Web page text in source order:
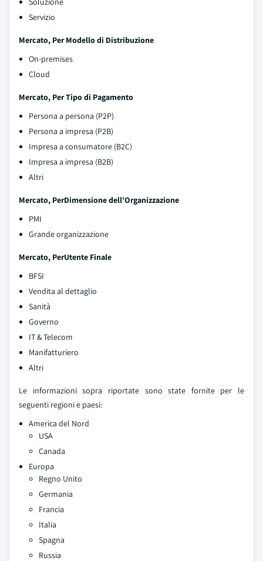
Servizio
Mercato, Per Modello di Distribuzione
On-premises
Cloud
Mercato, Per Tipo di Pagamento
Persona a persona (P2P)
Persona a impresa (P2B)
Impresa a consumatore (B2C)
Impresa a impresa (B2B)
Altri
Mercato, PerDimensione dell'Organizzazione
PMI
Grande organizzazione
Mercato, PerUtente Finale
BFSI
Vendita al dettaglio
Sanità
Governo
IT & Telecom
Manifatturiero
Altri
Le informazioni sopra riportate sono state fornite per le
seguenti regioni e paesi:
America del Nord
USA
Canada
Europa
Regno Unito
Germania
Francia
Italia
Spagna
Russia